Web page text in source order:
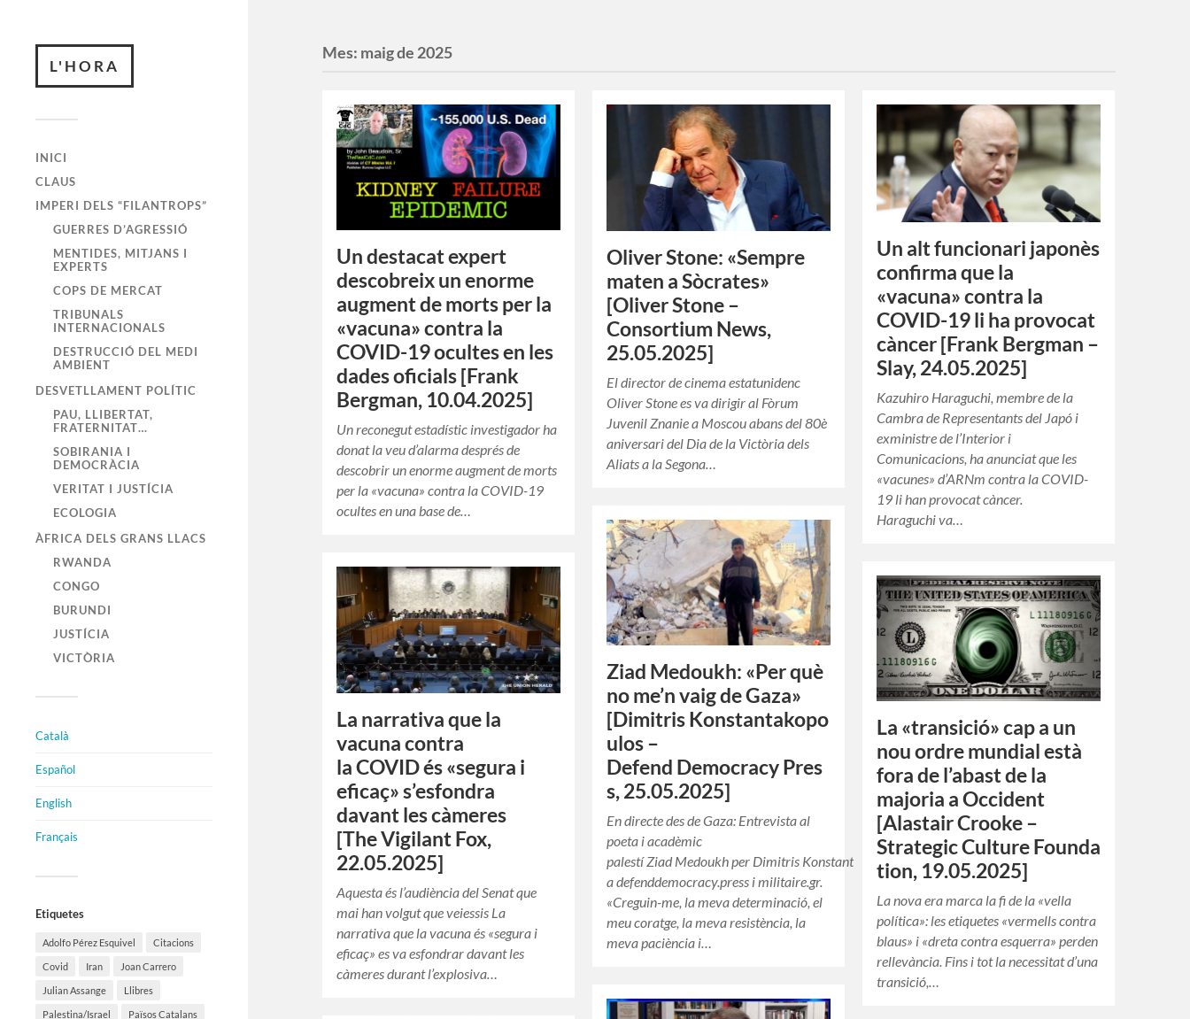
L'HORA
INICI
CLAUS
IMPERI DELS “FILANTROPS”
GUERRES D’AGRESSIÓ
MENTIDES, MITJANS I
EXPERTS
COPS DE MERCAT
TRIBUNALS
INTERNACIONALS
DESTRUCCIÓ DEL MEDI
AMBIENT
DESVETLLAMENT POLÍTIC
PAU, LLIBERTAT,
FRATERNITAT…
SOBIRANIA I
DEMOCRÀCIA
VERITAT I JUSTÍCIA
ECOLOGIA
ÀFRICA DELS GRANS LLACS
RWANDA
CONGO
BURUNDI
JUSTÍCIA
VICTÒRIA
Català
Español
English
Français
Etiquetes
Adolfo Pérez Esquivel Citacions
Covid Iran Joan Carrero
Julian Assange Llibres
Palestina/Israel Països Catalans
Mes: maig de 2025
Un destacat expert
descobreix un enorme
augment de morts per la
«vacuna» contra la
COVID-19 ocultes en les
dades oficials [Frank
Bergman, 10.04.2025]
Un reconegut estadístic investigador ha
donat la veu d’alarma després de
descobrir un enorme augment de morts
per la «vacuna» contra la COVID-19
ocultes en una base de…
Oliver Stone: «Sempre
maten a Sòcrates»
[Oliver Stone –
Consortium News,
25.05.2025]
El director de cinema estatunidenc
Oliver Stone es va dirigir al Fòrum
Juvenil Znanie a Moscou abans del 80è
aniversari del Dia de la Victòria dels
Aliats a la Segona…
Un alt funcionari japonès
confirma que la
«vacuna» contra la
COVID-19 li ha provocat
càncer [Frank Bergman –
Slay, 24.05.2025]
Kazuhiro Haraguchi, membre de la
Cambra de Representants del Japó i
exministre de l’Interior i
Comunicacions, ha anunciat que les
«vacunes» d’ARNm contra la COVID-
19 li han provocat càncer.
Haraguchi va…
Ziad Medoukh: «Per què
no me’n vaig de Gaza»
[Dimitris Konstantakopo
ulos –
Defend Democracy Pres
s, 25.05.2025]
En directe des de Gaza: Entrevista al
poeta i acadèmic
palestí Ziad Medoukh per Dimitris Konstantakopoulos, per
a defenddemocracy.press i militaire.gr.
«Creguin-me, la meva determinació, el
meu coratge, la meva resistència, la
meva paciència i…
La narrativa que la
vacuna contra
la COVID és «segura i
eficaç» s’esfondra
davant les càmeres
[The Vigilant Fox,
22.05.2025]
Aquesta és l’audiència del Senat que
mai han volgut que veiessis La
narrativa que la vacuna és «segura i
eficaç» es va esfondrar davant les
càmeres durant l’explosiva…
La «transició» cap a un
nou ordre mundial està
fora de l’abast de la
majoria a Occident
[Alastair Crooke –
Strategic Culture Founda
tion, 19.05.2025]
La nova era marca la fi de la «vella
política»: les etiquetes «vermells contra
blaus» i «dreta contra esquerra» perden
rellevància. Fins i tot la necessitat d’una
transició,…